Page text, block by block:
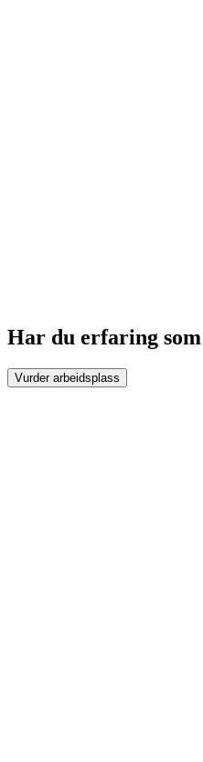
Har du erfaring
Vurder arbeidsplass